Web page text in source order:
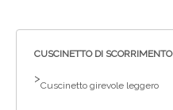
CUSCINETTO DI SCORRIMENTO
>
Cuscinetto girevole leggero